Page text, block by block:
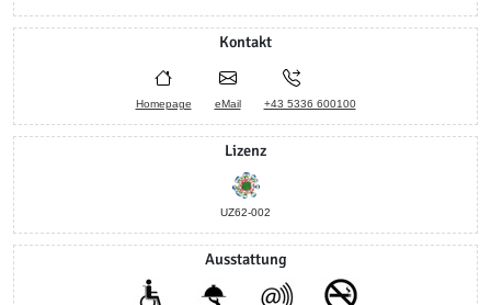
Kontakt
Homepage eMail +43 5336 600100
Lizenz
UZ62-002
Ausstattung